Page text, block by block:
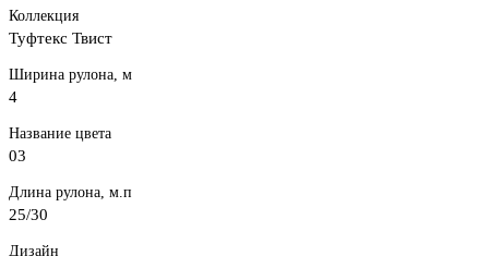
Коллекция
Туфтекс Твист
Ширина рулона, м
4
Название цвета
03
Длина рулона, м.п
25/30
Дизайн